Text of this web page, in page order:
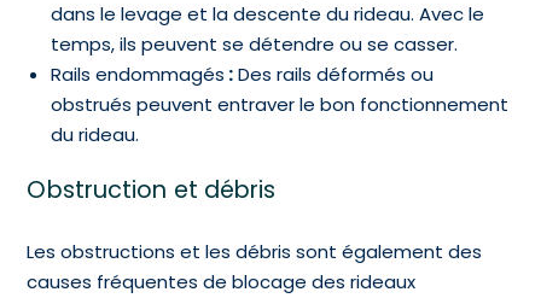
dans le levage et la descente du rideau. Avec le
temps, ils peuvent se détendre ou se casser.
Rails endommagés :Des rails déformés ou
obstrués peuvent entraver le bon fonctionnement
du rideau.
Obstruction et débris
Les obstructions et les débris sont également des
causes fréquentes de blocage des rideaux